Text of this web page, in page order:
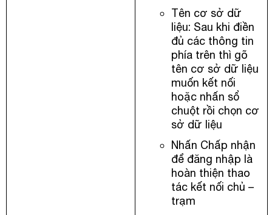
Tên cơ sở dữ
liệu: Sau khi điền
đủ các thông tin
phía trên thì gõ
tên cơ sở dữ liệu
muốn kết nối
hoặc nhấn sổ
chuột rồi chọn cơ
sở dữ liệu
Nhấn Chấp nhận
để đăng nhập là
hoàn thiện thao
tác kết nối chủ –
trạm